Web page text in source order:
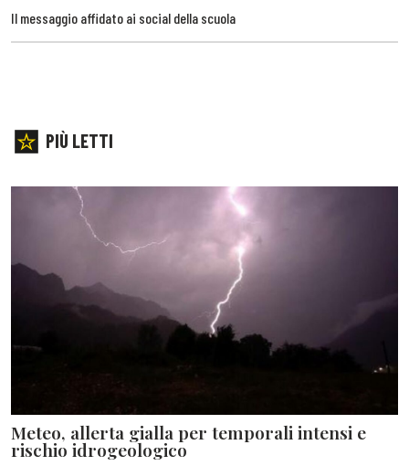
Il messaggio affidato ai social della scuola
PIÙ LETTI
Meteo, allerta gialla per temporali intensi e
rischio idrogeologico